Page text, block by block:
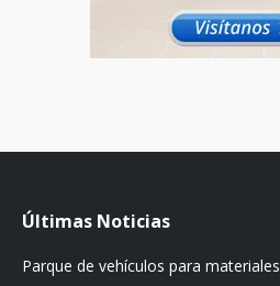
Últimas Noticias
Parque de vehículos para materiales